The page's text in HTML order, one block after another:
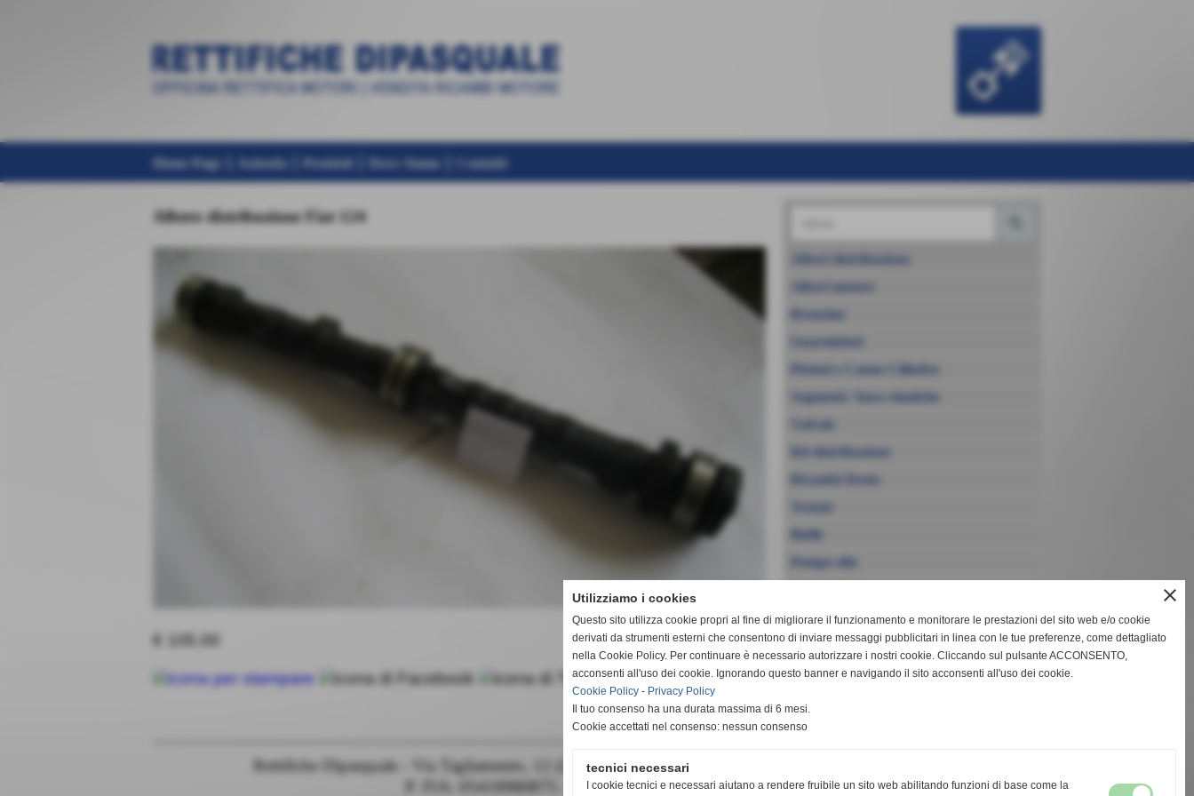
Home Page Azienda Prodotti Dove Siamo Contatti
Albero distribuzione Fiat 124
€ 105.00
Alberi distribuzione
Alberi motore
Bronzine
Guarnizioni
Pistoni e Canne Cilindro
Segmenti / fasce elastiche
Valvole
Kit distribuzione
Ricambi Deutz
Testate
Bielle
Pompe olio
Pompe acqua
Termostati
Rettifiche Dipasquale - Via Tagliamento, 12 (Zona Semini) - Caltagirone (Catania) - Tel. 0933.21946
P. IVA: 05418980875 - rettifichedipasquale@gmail.com
close
Utilizziamo i cookies
Questo sito utilizza cookie propri al fine di migliorare il funzionamento e monitorare le prestazioni del sito web e/o cookie
derivati da strumenti esterni che consentono di inviare messaggi pubblicitari in linea con le tue preferenze, come dettagliato
nella Cookie Policy. Per continuare è necessario autorizzare i nostri cookie. Cliccando sul pulsante ACCONSENTO,
acconsenti all'uso dei cookie. Ignorando questo banner e navigando il sito acconsenti all'uso dei cookie.
Cookie Policy - Privacy Policy
Il tuo consenso ha una durata massima di 6 mesi.
Cookie accettati nel consenso: nessun consenso
tecnici necessari
I cookie tecnici e necessari aiutano a rendere fruibile un sito web abilitando funzioni di base come la